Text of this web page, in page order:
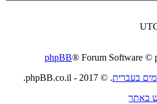
phpBB® Forum Software ©
. © 2017 - phpBB.co.il.
באתר